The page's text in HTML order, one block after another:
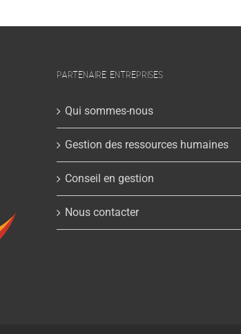
PARTENAIRE ENTREPRISES
Qui sommes-nous
Gestion des ressources humaines
Conseil en gestion
Nous contacter